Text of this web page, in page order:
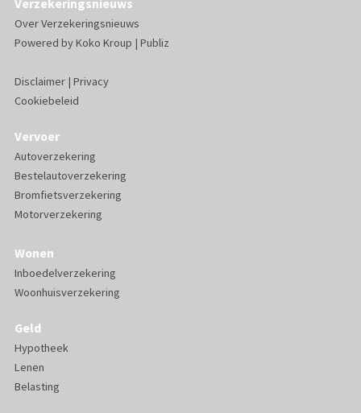
Over Verzekeringsnieuws
Powered byKoko Kroup | Publiz
Disclaimer| Privacy
Cookiebeleid
Vervoer
Autoverzekering
Bestelautoverzekering
Bromfietsverzekering
Motorverzekering
Wonen
Inboedelverzekering
Woonhuisverzekering
Geld
Hypotheek
Lenen
Belasting